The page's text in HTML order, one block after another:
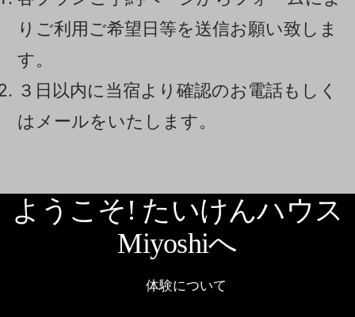
りご利用ご希望日等を送信お願い致しま
す。
３日以内に当宿より確認のお電話もしく
はメールをいたします。
ようこそ! たいけんハウス
Miyoshiへ
体験について